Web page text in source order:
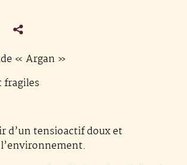
« Argan »
fragiles
d’un tensioactif doux et